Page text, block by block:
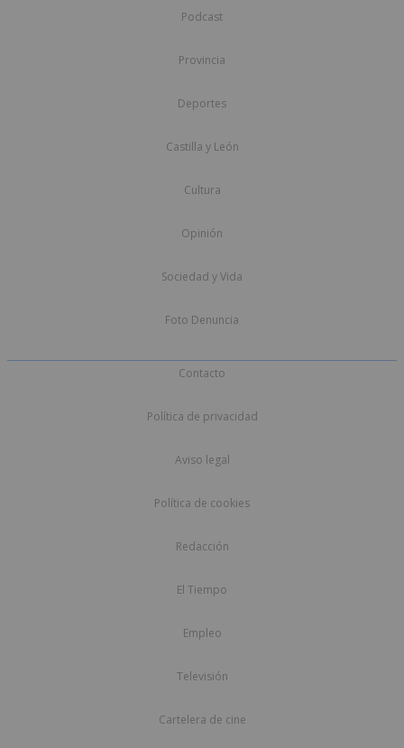
Podcast
Provincia
Deportes
Castilla y León
Cultura
Opinión
Sociedad y Vida
Foto Denuncia
Contacto
Política de privacidad
Aviso legal
Política de cookies
Redacción
El Tiempo
Empleo
Televisión
Cartelera de cine